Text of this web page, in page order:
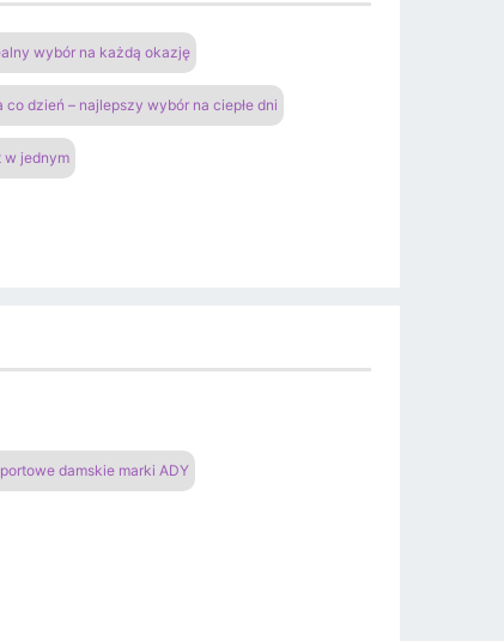
wybór na każdą okazję
co dzień – najlepszy wybór na ciepłe dni
w jednym
damskie marki ADY